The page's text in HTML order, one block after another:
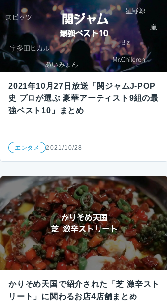
2021年10月27日放送「関ジャムJ-POP
史 プロが選ぶ 豪華アーティスト9組の最
強ベスト10」まとめ
エンタメ 2021/10/28
かりそめ天国で紹介された「芝 激辛スト
リート」に関わるお店4店舗まとめ